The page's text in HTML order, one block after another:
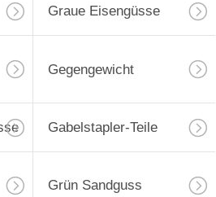
Graue Eisengüsse
Gegengewicht
Gabelstapler-Teile
Grün Sandguss